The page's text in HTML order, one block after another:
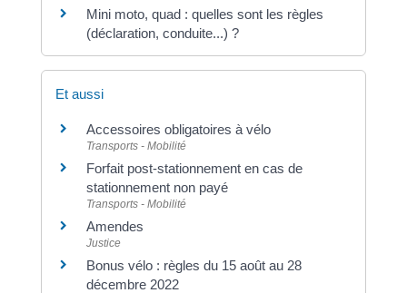
Mini moto, quad : quelles sont les règles
(déclaration, conduite...) ?
Et aussi
Accessoires obligatoires à vélo
Transports - Mobilité
Forfait post-stationnement en cas de
stationnement non payé
Transports - Mobilité
Amendes
Justice
Bonus vélo : règles du 15 août au 28
décembre 2022